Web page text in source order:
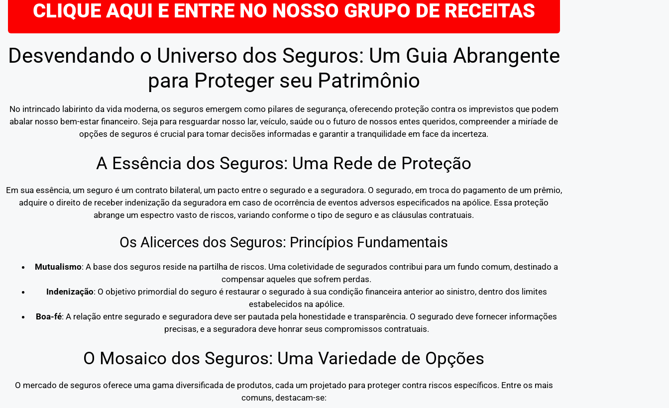
CLIQUE AQUI E ENTRE NO NOSSO GRUPO DE RECEITAS
Desvendando o Universo dos Seguros: Um Guia Abrangente
para Proteger seu Patrimônio
No intrincado labirinto da vida moderna, os seguros emergem como pilares de segurança, oferecendo proteção contra os imprevistos que podem
abalar nosso bem-estar financeiro. Seja para resguardar nosso lar, veículo, saúde ou o futuro de nossos entes queridos, compreender a miríade de
opções de seguros é crucial para tomar decisões informadas e garantir a tranquilidade em face da incerteza.
A Essência dos Seguros: Uma Rede de Proteção
Em sua essência, um seguro é um contrato bilateral, um pacto entre o segurado e a seguradora. O segurado, em troca do pagamento de um prêmio,
adquire o direito de receber indenização da seguradora em caso de ocorrência de eventos adversos especificados na apólice. Essa proteção
abrange um espectro vasto de riscos, variando conforme o tipo de seguro e as cláusulas contratuais.
Os Alicerces dos Seguros: Princípios Fundamentais
Mutualismo: A base dos seguros reside na partilha de riscos. Uma coletividade de segurados contribui para um fundo comum, destinado a
compensar aqueles que sofrem perdas.
Indenização: O objetivo primordial do seguro é restaurar o segurado à sua condição financeira anterior ao sinistro, dentro dos limites
estabelecidos na apólice.
Boa-fé: A relação entre segurado e seguradora deve ser pautada pela honestidade e transparência. O segurado deve fornecer informações
precisas, e a seguradora deve honrar seus compromissos contratuais.
O Mosaico dos Seguros: Uma Variedade de Opções
O mercado de seguros oferece uma gama diversificada de produtos, cada um projetado para proteger contra riscos específicos. Entre os mais
comuns, destacam-se: